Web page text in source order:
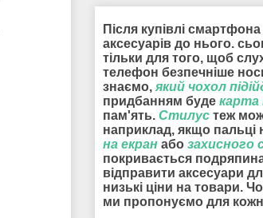
Після купівлі
аксесуарів до нього.
тільки для того, щоб
телефон безпечніше
знаємо, який чохол
придбанням буде карта
пам'ять. Стилус теж
наприклад, якщо пальці
на екран або захисного
покривається
відправити аксесуари
низькі ціни на товари.
ми пропонуємо для